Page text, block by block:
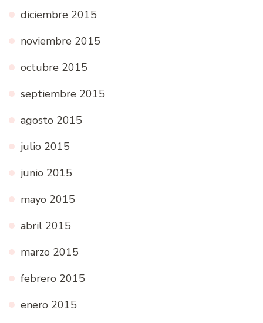
diciembre 2015
noviembre 2015
octubre 2015
septiembre 2015
agosto 2015
julio 2015
junio 2015
mayo 2015
abril 2015
marzo 2015
febrero 2015
enero 2015